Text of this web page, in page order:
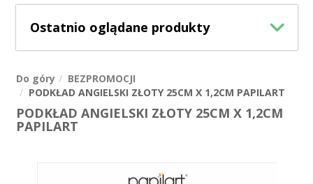
Ostatnio oglądane produkty
Do góry
BEZPROMOCJI
PODKŁAD ANGIELSKI ZŁOTY 25CM X 1,2CM PAPILART
PODKŁAD ANGIELSKI ZŁOTY 25CM X 1,2CM
PAPILART